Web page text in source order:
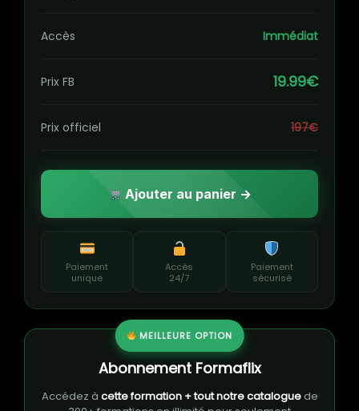
Accès Immédiat
Prix FB 19.99€
Prix officiel 197€
Ajouter au panier →
Paiement
unique
Accès
24/7
Paiement
sécurisé
MEILLEURE OPTION
Abonnement Formaflix
Accédez à cette formation + tout notre cataloguede